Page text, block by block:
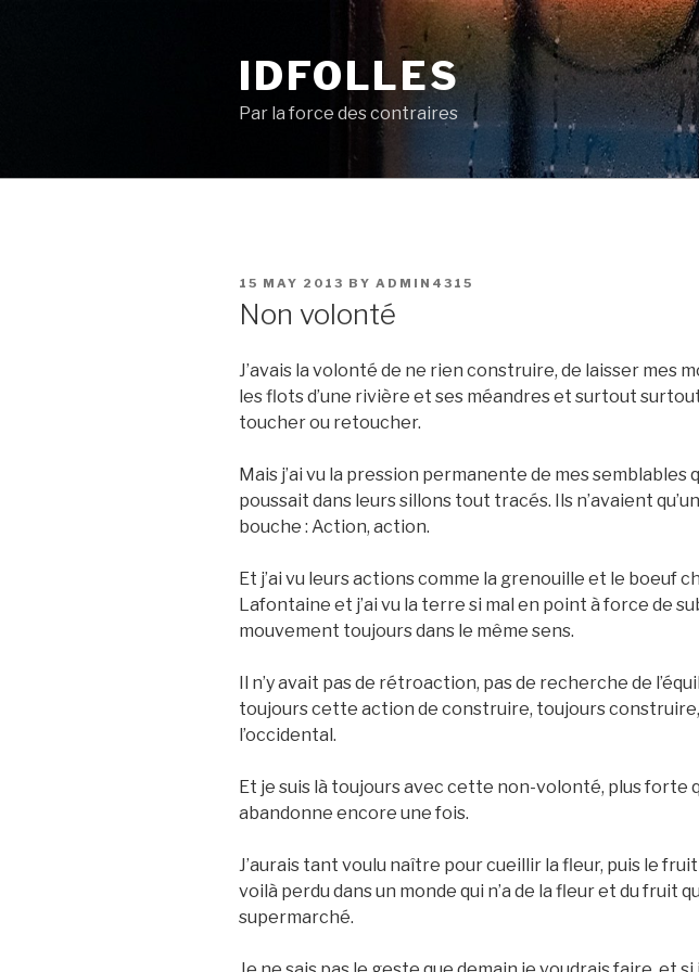
IDFOLLES
Par la force des contraires
POSTED
15 MAY 2013 BY ADMIN4315
Non volonté
J’avais la volonté de ne rien construire, de laisser mes
les flots d’une rivière et ses méandres et surtout
toucher ou retoucher.
Mais j’ai vu la pression permanente de mes semblables
poussait dans leurs sillons tout tracés. Ils n’avaient
bouche : Action, action.
Et j’ai vu leurs actions comme la grenouille et le boeuf
Lafontaine et j’ai vu la terre si mal en point à force de
mouvement toujours dans le même sens.
Il n’y avait pas de rétroaction, pas de recherche de
toujours cette action de construire, toujours
l’occidental.
Et je suis là toujours avec cette non-volonté, plus forte
abandonne encore une fois.
J’aurais tant voulu naître pour cueillir la fleur, puis le
voilà perdu dans un monde qui n’a de la fleur et du fruit
supermarché.